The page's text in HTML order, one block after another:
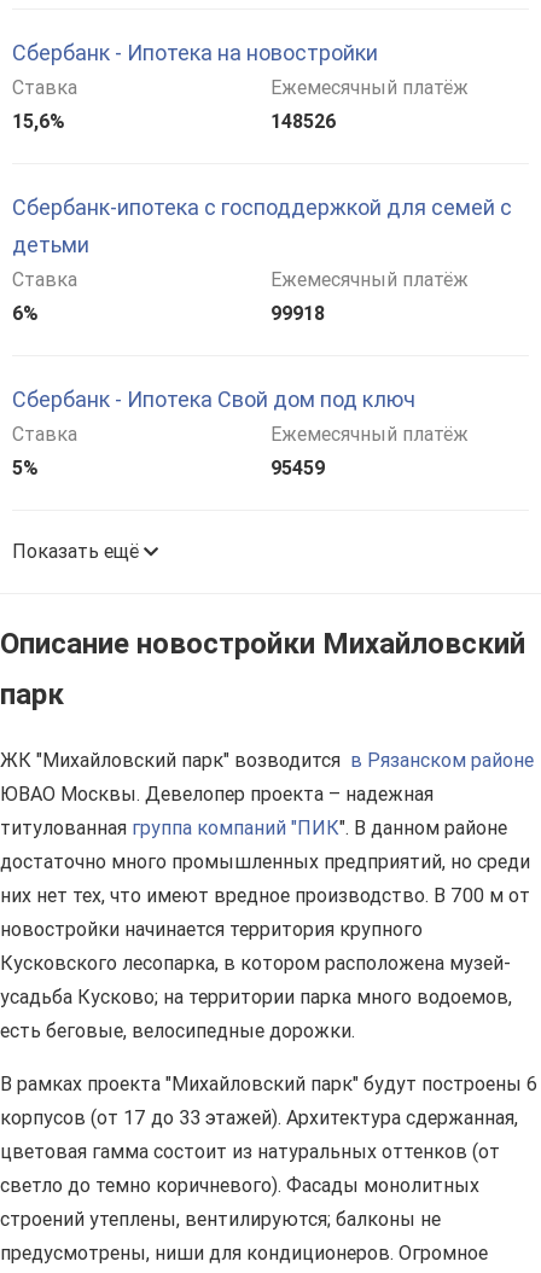
Сбербанк - Ипотека на новостройки
Ставка
15,6%
Ежемесячный платёж
148526
Сбербанк-ипотека с господдержкой для семей с
детьми
Ставка
6%
Ежемесячный платёж
99918
Сбербанк - Ипотека Свой дом под ключ
Ставка
5%
Ежемесячный платёж
95459
Показать ещё
Описание новостройки Михайловский
парк
ЖК "Михайловский парк" возводится в Рязанском районе
ЮВАО Москвы. Девелопер проекта – надежная
титулованная группа компаний "ПИК". В данном районе
достаточно много промышленных предприятий, но среди
них нет тех, что имеют вредное производство. В 700 м от
новостройки начинается территория крупного
Кусковского лесопарка, в котором расположена музей-
усадьба Кусково; на территории парка много водоемов,
есть беговые, велосипедные дорожки.
В рамках проекта "Михайловский парк" будут построены 6
корпусов (от 17 до 33 этажей). Архитектура сдержанная,
цветовая гамма состоит из натуральных оттенков (от
светло до темно коричневого). Фасады монолитных
строений утеплены, вентилируются; балконы не
предусмотрены, ниши для кондиционеров. Огромное